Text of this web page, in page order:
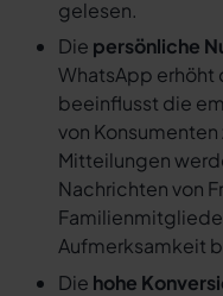
gelesen.
Die persönliche
WhatsApp erhöht
beeinflusst die
von Konsumenten
Mitteilungen
Nachrichten von
Aufmerksamkeit
Die hohe